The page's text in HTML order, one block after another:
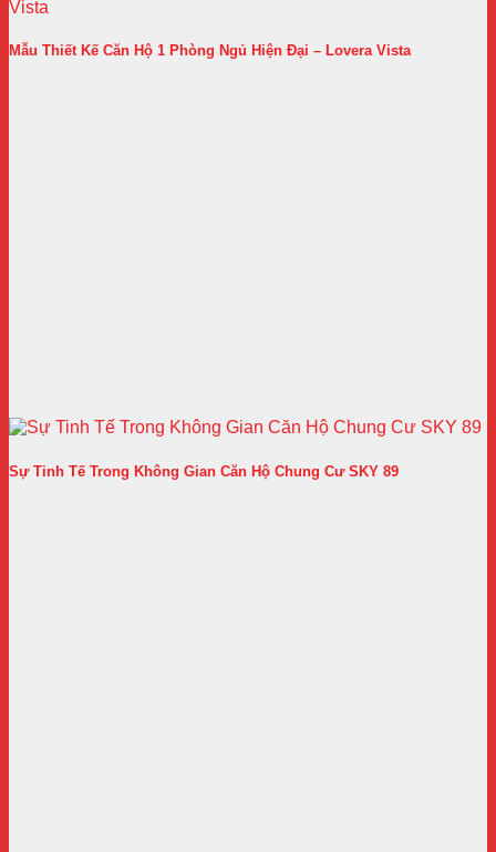
Mẫu Thiết Kế Căn Hộ 1 Phòng Ngủ Hiện Đại – Lovera Vista
Sự Tinh Tế Trong Không Gian Căn Hộ Chung Cư SKY 89